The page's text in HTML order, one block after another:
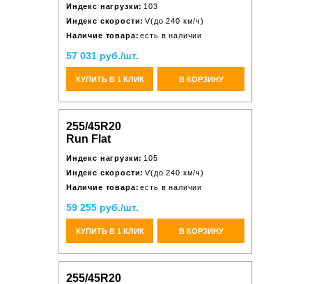
Индекс нагрузки: 103
Индекс скорости: V(до 240 км/ч)
Наличие товара: есть в наличии
57 031 руб./шт.
КУПИТЬ В 1 КЛИК В КОРЗИНУ
255/45R20
Run Flat
Индекс нагрузки: 105
Индекс скорости: V(до 240 км/ч)
Наличие товара: есть в наличии
59 255 руб./шт.
КУПИТЬ В 1 КЛИК В КОРЗИНУ
255/45R20